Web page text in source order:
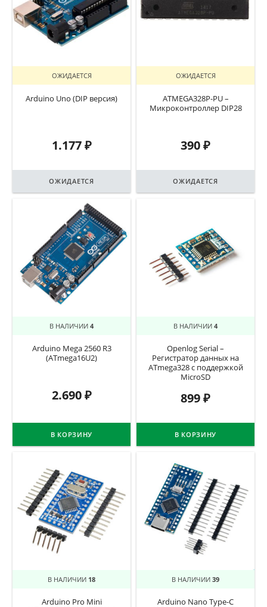
ОЖИДАЕТСЯ
Arduino Uno (DIP версия)
1.177₽
ОЖИДАЕТСЯ
ОЖИДАЕТСЯ
ATMEGA328P-PU –
Микроконтроллер DIP28
390₽
ОЖИДАЕТСЯ
В НАЛИЧИИ 4
Arduino Mega 2560 R3
(ATmega16U2)
2.690₽
В КОРЗИНУ
В НАЛИЧИИ 4
Openlog Serial –
Регистратор данных на
ATmega328 с поддержкой
MicroSD
899₽
В КОРЗИНУ
В НАЛИЧИИ 18
Arduino Pro Mini
В НАЛИЧИИ 39
Arduino Nano Type-C